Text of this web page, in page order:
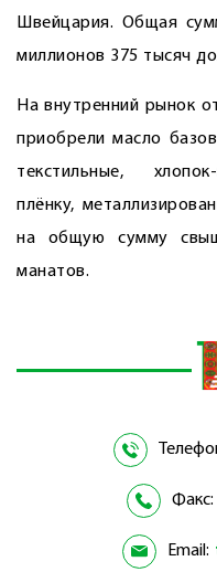
Швейцария. Общая
миллионов 375 тысяч
На внутренний рынок
приобрели масло
текстильные,
плёнку,
на общую сумму
манатов.
Факс:
Email: